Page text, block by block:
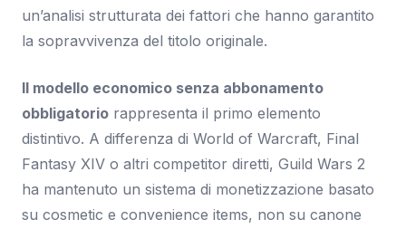
un’analisi strutturata dei fattori che hanno garantito
la sopravvivenza del titolo originale.
Il modello economico senza abbonamento
obbligatorio rappresenta il primo elemento
distintivo. A differenza di World of Warcraft, Final
Fantasy XIV o altri competitor diretti, Guild Wars 2
ha mantenuto un sistema di monetizzazione basato
su cosmetic e convenience items, non su canone